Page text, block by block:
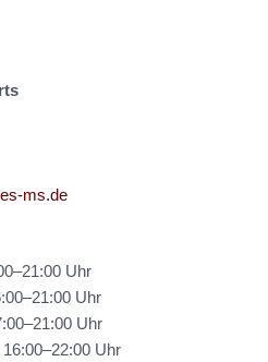
ms.de
Uhr
Uhr
Uhr
Uhr